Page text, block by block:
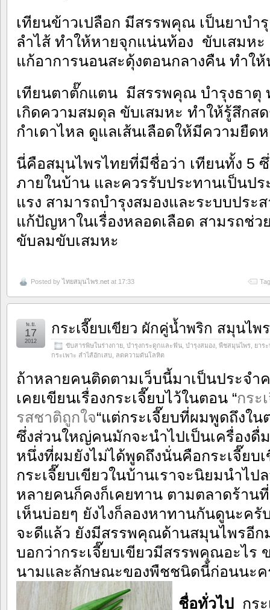
เทียนข้าวเปลือก มีสรรพคุณ เป็นยาบำ
ลำไส้ ทำให้หายจุกแน่นท้อง ขับเสมห
แก้อาการนอนสะดุ้งตอนกลางคืน ทำใ
เทียนตาตั๊กแตน มีสรรพคุณ บำรุงธาตุ
เกิดความสมดุล ขับเสมหะ ทำให้รู้สึก
กำเดาไหล ดูแลเส้นเลือดให้มีความยืด
นี่คือสมุนไพรไทยที่มีชื่อว่า เทียนทั้ง 5
ภายในบ้าน และควรรับประทานเป็นปร
แรง สามารถบำรุงสมองและระบบประ
แก้ปัญหาในเรื่องหลอดเลือด สามรถช่ว
ขับลมขับเสมหะ
Posted by ไทยสมุนไพร.net at 17:33
กระเจี๊ยบเขียว ผักคู่น้ำพริก สมุนไพ
ขับสารพิษในร่างกาย, บำรุงกระดูกและฟัน, บำรุงสมอง, พืชสมุนไพร, ยาร
กระเพาะ ลำไส้อักเสบ, ลดความดันโลหิต
พ.ย.
17
2012
ถ้าหลายคนติดตามเว็บนี้มาเป็นประจำ
เคยเขียนเรื่องกระเจี๊ยบไว้ในตอน “กระ
รสชาติถูกใจ“แต่กระเจี๊ยบที่ผมพูดถึงใ
ซึ่งส่วนใหญ่คนมักจะนำไปเป็นเครื่องดื่
หนึ่งที่ผมยังไม่ได้พูดถึงนั่นคือกระเจี๊ยบ
กระเจี๊ยบเขียวในบ้านเราจะนิยมนำไป
หลายคนก็คงก็เคยทาน ตามตลาดร้าน
เห็นบ่อยๆ ยังไงก็ลองหาทานกันดูนะครั
จะดีแล้ว ยังมีสรรพคุณด้านสมุนไพรอีก
บอกว่ากระเจี๊ยบเขียวมีสรรพคุณอะไร
นามและลักษณะของพืชชนิดนี้ก่อนนะค
ชื่อทั่วไป
กร